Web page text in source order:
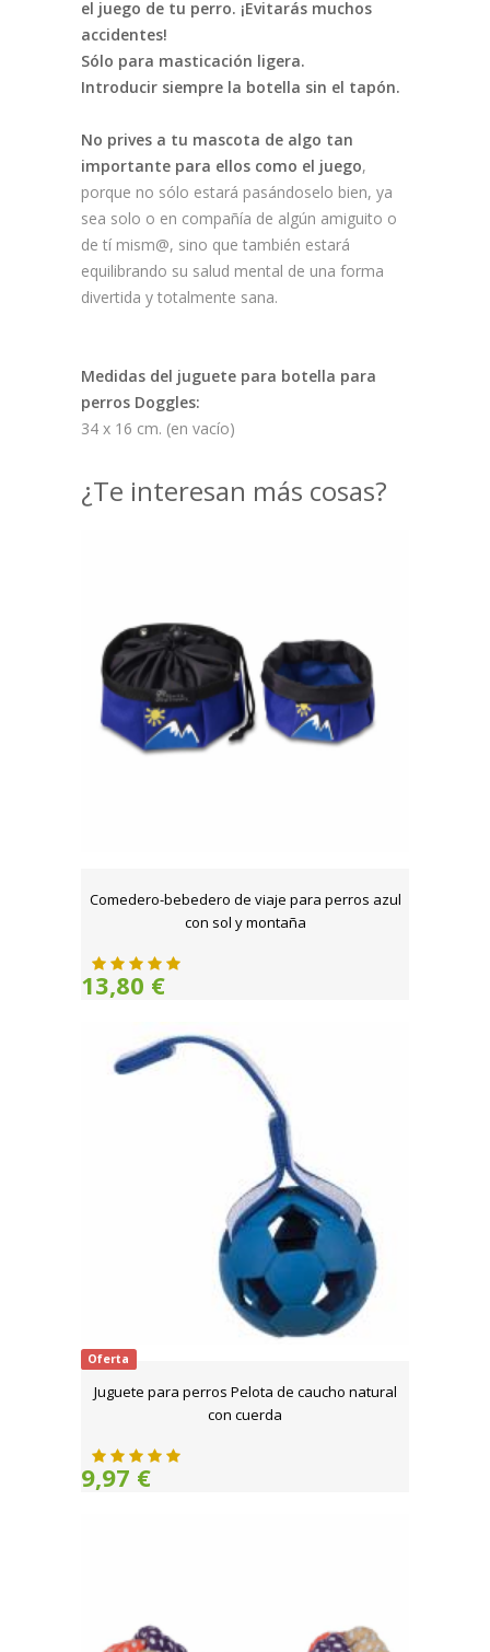
el juego de tu perro. ¡Evitarás muchos
accidentes!
Sólo para masticación ligera.
Introducir siempre la botella sin el tapón.
No prives a tu mascota de algo tan
importante para ellos como el juego,
porque no sólo estará pasándoselo bien, ya
sea solo o en compañía de algún amiguito o
de tí mism@, sino que también estará
equilibrando su salud mental de una forma
divertida y totalmente sana.
Medidas del juguete para botella para
perros Doggles:
34 x 16 cm. (en vacío)
¿Te interesan más cosas?
Comedero-bebedero de viaje para perros azul
con sol y montaña
13,80 €
Oferta
Juguete para perros Pelota de caucho natural
con cuerda
9,97 €